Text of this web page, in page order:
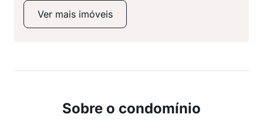
Ver mais imóveis
Sobre o condomínio